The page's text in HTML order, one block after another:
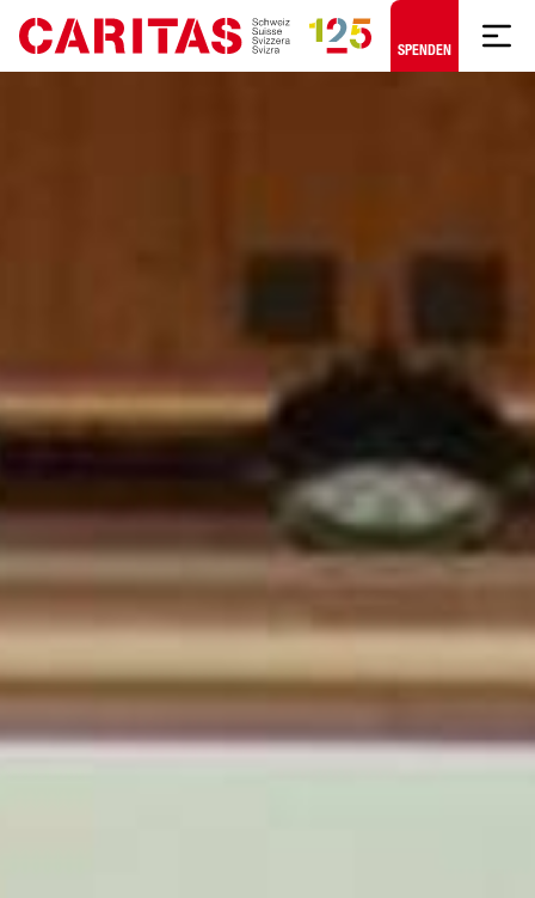
Zum Hauptinhalt springen
SPENDEN